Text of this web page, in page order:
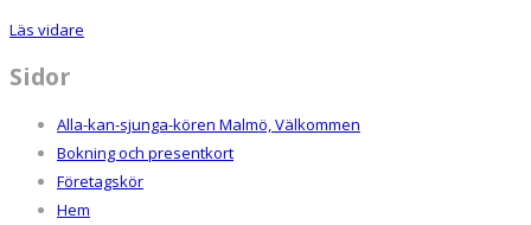
Läs vidare
Sidor
Alla-kan-sjunga-kören Malmö, Välkommen
Bokning och presentkort
Företagskör
Hem